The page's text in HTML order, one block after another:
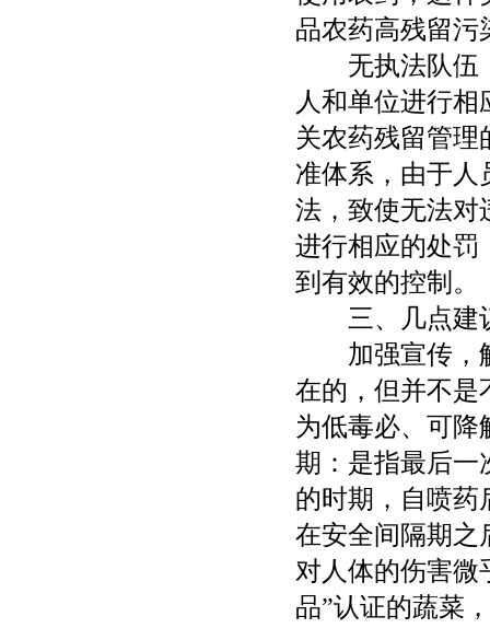
品农药高残留
无执法队伍，
人和单位进行
关农药残留管理
准体系，由于人
法，致使无法对
进行相应的处罚
到有效的控制。
三、几点建
加强宣传，解
在的，但并不是
为低毒必、可降
期：是指最后一
的时期，自喷药
在安全间隔期之
对人体的伤害微
品”认证的蔬菜